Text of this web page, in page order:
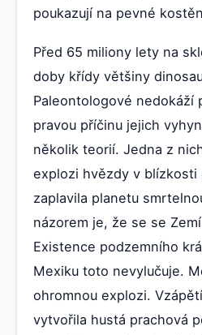
poukazují na pevné
Před 65 miliony lety na
doby křídy většiny
Paleontologové nedokáží
pravou příčinu jejich
několik teorií. Jedna z
explozi hvězdy v blízkosti
zaplavila planetu
názorem je, že se se
Existence podzemního
Mexiku toto nevylučuje.
ohromnou explozi.
vytvořila hustá prachová